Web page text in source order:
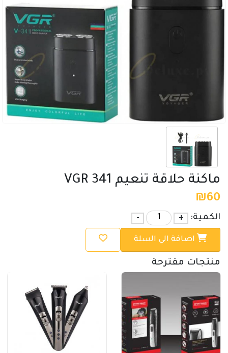
ماكنة حلاقة تنعيم VGR 341
₪60
الكمية: +
-
اضافة الي السلة
منتجات مقترحة